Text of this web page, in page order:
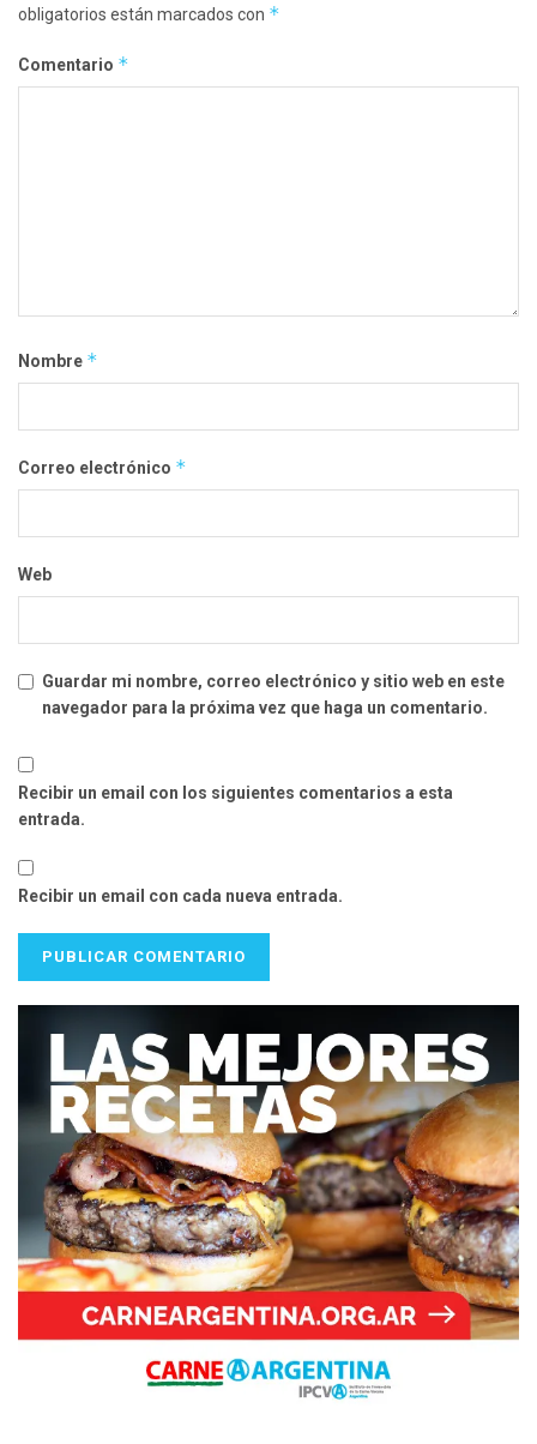
obligatorios están marcados con *
Comentario *
Nombre *
Correo electrónico *
Web
Guardar mi nombre, correo electrónico y sitio web en este
navegador para la próxima vez que haga un comentario.
Recibir un email con los siguientes comentarios a esta
entrada.
Recibir un email con cada nueva entrada.